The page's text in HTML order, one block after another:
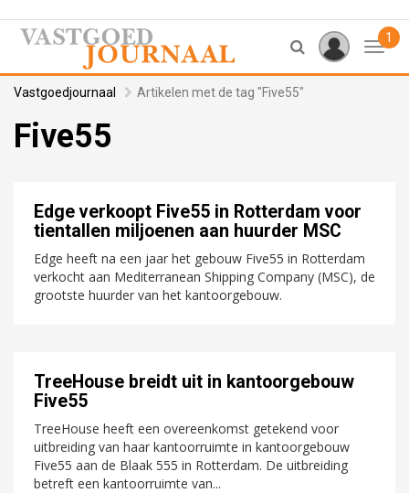
1
Vastgoedjournaal Artikelen met de tag "Five55"
Five55
Edge verkoopt Five55 in Rotterdam voor
tientallen miljoenen aan huurder MSC
Edge heeft na een jaar het gebouw Five55 in Rotterdam
verkocht aan Mediterranean Shipping Company (MSC), de
grootste huurder van het kantoorgebouw.
TreeHouse breidt uit in kantoorgebouw
Five55
TreeHouse heeft een overeenkomst getekend voor
uitbreiding van haar kantoorruimte in kantoorgebouw
Five55 aan de Blaak 555 in Rotterdam. De uitbreiding
betreft een kantoorruimte van...